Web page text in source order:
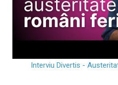
Interviu Divertis -